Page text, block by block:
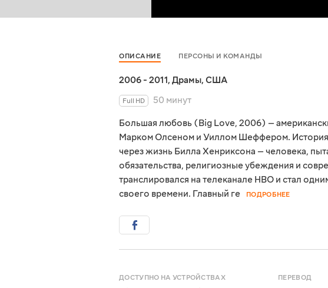
ОПИСАНИЕ ПЕРСОНЫ И КОМАНДЫ
2006 - 2011, Драмы, США
Full HD
50 минут
Большая любовь (Big Love, 2006) —
Марком Олсеном и Уиллом Шеффером.
через жизнь Билла Хенриксона — человека,
обязательства, религиозные убеждения и
транслировался на телеканале HBO и стал
своего времени. Главный ге
ПОДРОБНЕЕ
ДОСТУПНО НА УСТРОЙСТВАХ
ПЕРЕВОД